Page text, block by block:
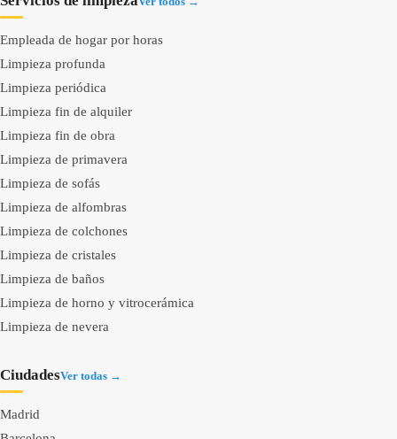
Empleada de hogar por horas
Limpieza profunda
Limpieza periódica
Limpieza fin de alquiler
Limpieza fin de obra
Limpieza de primavera
Limpieza de sofás
Limpieza de alfombras
Limpieza de colchones
Limpieza de cristales
Limpieza de baños
Limpieza de horno y vitrocerámica
Limpieza de nevera
CiudadesVer todas →
Madrid